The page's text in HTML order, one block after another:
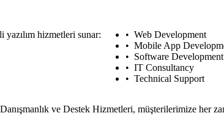
yazılım hizmetleri sunar:
Web Development
Mobile App
Software Development
IT Consultancy
Technical Support
ve Destek Hizmetleri, müşterilerimize her